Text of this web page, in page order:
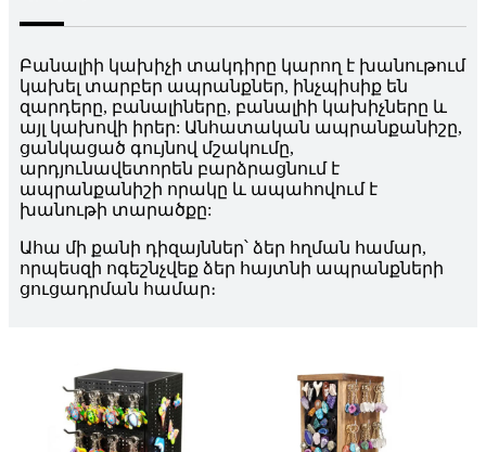
Բանալիի կախիչի տակդիրը կարող է խանութում
կախել տարբեր ապրանքներ, ինչպիսիք են
զարդերը, բանալիները, բանալիի կախիչները և
այլ կախովի իրեր: Անհատական ​​ապրանքանիշը,
ցանկացած գույնով մշակումը,
արդյունավետորեն բարձրացնում է
ապրանքանիշի որակը և ապահովում է
խանութի տարածքը:
Ահա մի քանի դիզայններ՝ ձեր հղման համար,
որպեսզի ոգեշնչվեք ձեր հայտնի ապրանքների
ցուցադրման համար։